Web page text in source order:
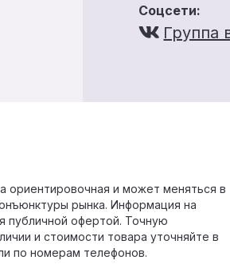
Соцсети:
Группа
ориентировочная и может меняться в
рынка. Информация на
публичной офертой. Точную
и стоимости товара уточняйте в
по номерам телефонов.